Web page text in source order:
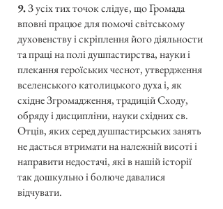
9.З усіх тих точок слідує, що Громада
вповні працює для помочі світському
духовенству і скріплення його діяльности
та праці на полі душпастирства, науки і
плекання героїських чеснот, утвердження
вселенського католицького духа і, як
східне Згромадження, традицій Сходу,
обряду і дисципліни, науки східних св.
Отців, яких серед душпастирських занять
не дасться втримати на належній висоті і
направити недостачі, які в нашій історії
так дошкульно і болюче давалися
відчувати.